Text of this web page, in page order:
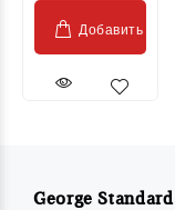
Добавить
George Standard